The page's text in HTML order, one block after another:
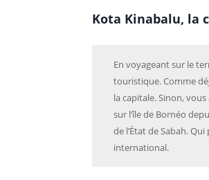
Kota Kinabalu, la
En voyageant sur le
touristique. Comme
la capitale. Sinon,
sur l’île de Bornéo
de l’État de Sabah.
international.